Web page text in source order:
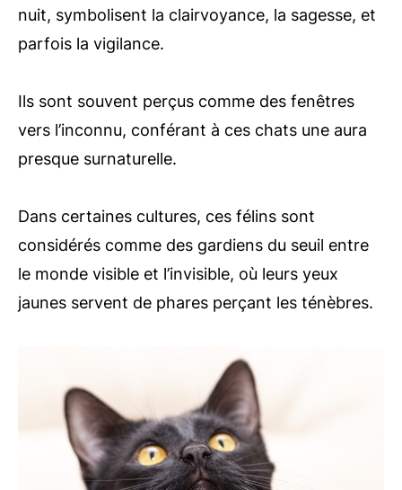
nuit, symbolisent la clairvoyance, la sagesse, et
parfois la vigilance.
Ils sont souvent perçus comme des fenêtres
vers l’inconnu, conférant à ces chats une aura
presque surnaturelle.
Dans certaines cultures, ces félins sont
considérés comme des gardiens du seuil entre
le monde visible et l’invisible, où leurs yeux
jaunes servent de phares perçant les ténèbres.